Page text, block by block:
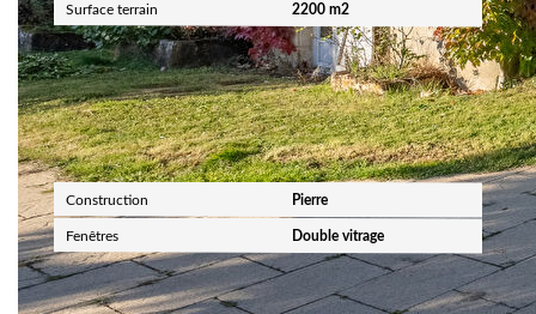
Surface terrain 2200 m2
Extérieur
Construction Pierre
Fenêtres Double vitrage